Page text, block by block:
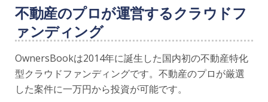
不動産のプロが運営するクラウドフ
ァンディング
OwnersBookは2014年に誕生した国内初の不動産特化
型クラウドファンディングです。不動産のプロが厳選
した案件に一万円から投資が可能です。